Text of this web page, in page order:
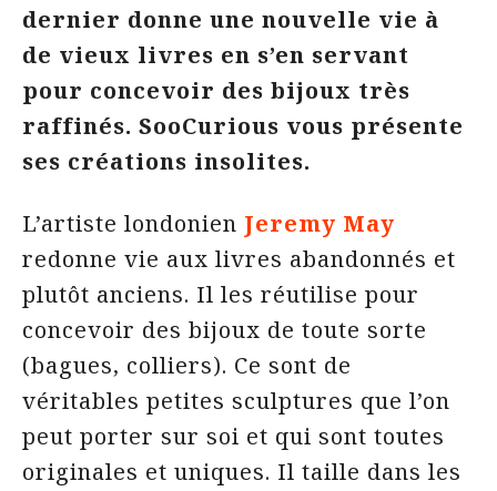
dernier donne une nouvelle vie à
de vieux livres en s’en servant
pour concevoir des bijoux très
raffinés. SooCurious vous présente
ses créations insolites.
L’artiste londonien Jeremy May
redonne vie aux livres abandonnés et
plutôt anciens. Il les réutilise pour
concevoir des bijoux de toute sorte
(bagues, colliers). Ce sont de
véritables petites sculptures que l’on
peut porter sur soi et qui sont toutes
originales et uniques. Il taille dans les